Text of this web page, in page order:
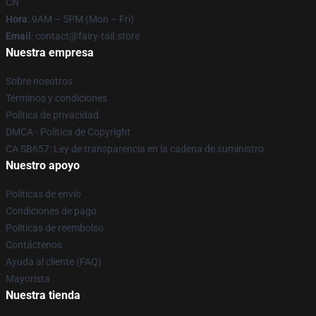
Hora: 9AM – 5PM (Mon – Fri)
Email : contact@fairy-tail.store
Nuestra empresa
Sobre nosotros
Términos y condiciones
Política de privacidad
DMCA - Política de Copyright
CA SB657: Ley de transparencia en la cadena de suministro
Nuestro apoyo
Políticas de envío
Condiciones de pago
Políticas de reembolso
Contáctenos
Ayuda al cliente (FAQ)
Mayorista
Nuestra tienda